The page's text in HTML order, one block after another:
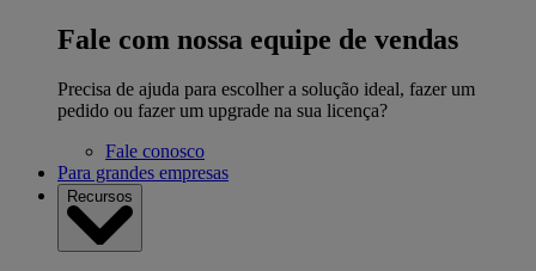
Fale com nossa equipe de vendas
Precisa de ajuda para escolher a solução ideal, fazer um
pedido ou fazer um upgrade na sua licença?
Fale conosco
Para grandes empresas
Recursos